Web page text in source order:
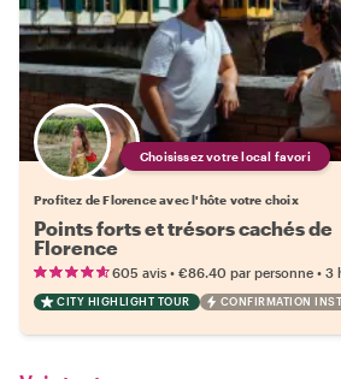
Choisissez votre local favori
Profitez de Florence avec l'hôte votre choix
Points forts et trésors cachés de
Florence
605 avis • €86.40 par personne • 3
CITY HIGHLIGHT TOUR CONFIRMATION